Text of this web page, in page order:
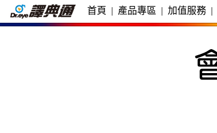
首頁 | 產品專區 | 加值服務 |